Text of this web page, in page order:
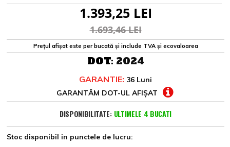
1.393,25 LEI
1.693,46 LEI
Prețul afișat este per bucată și include TVA și ecovaloarea
DOT: 2024
GARANTIE: 36 Luni
GARANTĂM DOT-UL AFIȘAT
DISPONIBILITATE: ULTIMELE 4 BUCATI
Stoc disponibil in punctele de lucru: